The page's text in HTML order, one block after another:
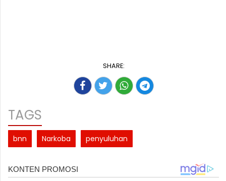
SHARE:
TAGS
bnn Narkoba penyuluhan